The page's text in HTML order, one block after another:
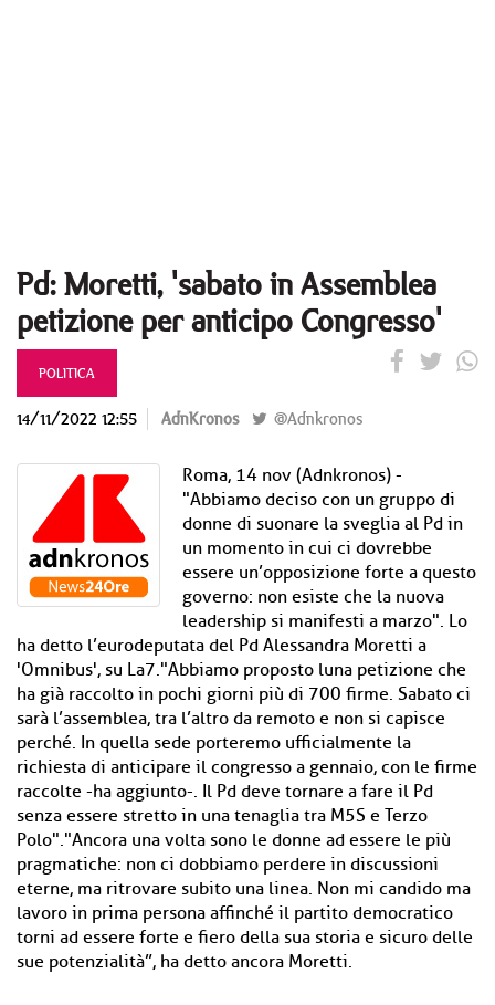
Pd: Moretti, 'sabato in Assemblea
petizione per anticipo Congresso'
POLITICA
14/11/2022 12:55 AdnKronos @Adnkronos
Roma, 14 nov (Adnkronos) -
"Abbiamo deciso con un gruppo di
donne di suonare la sveglia al Pd in
un momento in cui ci dovrebbe
essere un’opposizione forte a questo
governo: non esiste che la nuova
leadership si manifesti a marzo". Lo
ha detto l’eurodeputata del Pd Alessandra Moretti a
'Omnibus', su La7."Abbiamo proposto luna petizione che
ha già raccolto in pochi giorni più di 700 firme. Sabato ci
sarà l’assemblea, tra l’altro da remoto e non si capisce
perché. In quella sede porteremo ufficialmente la
richiesta di anticipare il congresso a gennaio, con le firme
raccolte -ha aggiunto-. Il Pd deve tornare a fare il Pd
senza essere stretto in una tenaglia tra M5S e Terzo
Polo"."Ancora una volta sono le donne ad essere le più
pragmatiche: non ci dobbiamo perdere in discussioni
eterne, ma ritrovare subito una linea. Non mi candido ma
lavoro in prima persona affinché il partito democratico
torni ad essere forte e fiero della sua storia e sicuro delle
sue potenzialità”, ha detto ancora Moretti.